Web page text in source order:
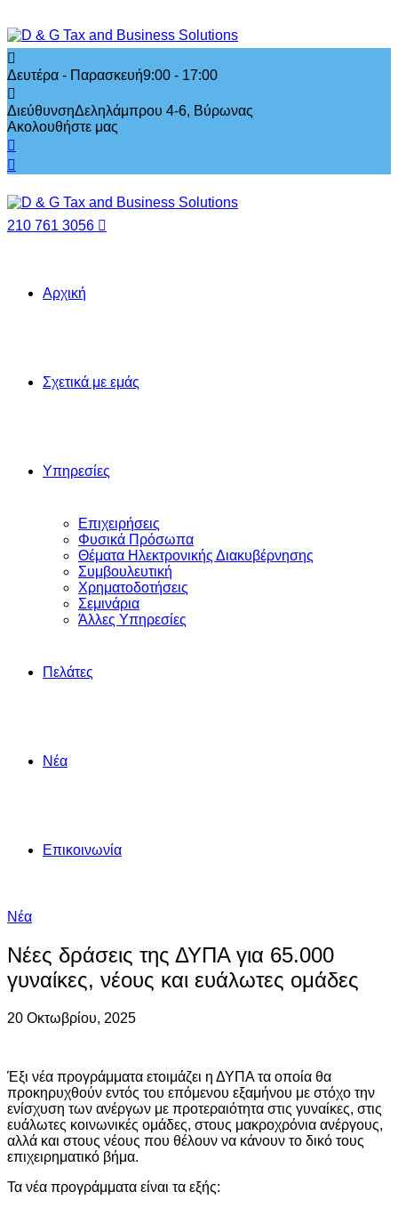
Δευτέρα - Παρασκευή9:00 - 17:00
ΔιεύθυνσηΔεληλάμπρου 4-6, Βύρωνας
Ακολουθήστε μας
210 761 3056
Αρχική
Σχετικά με εμάς
Υπηρεσίες
Επιχειρήσεις
Φυσικά Πρόσωπα
Θέματα Ηλεκτρονικής Διακυβέρνησης
Συμβουλευτική
Χρηματοδοτήσεις
Σεμινάρια
Άλλες Yπηρεσίες
Πελάτες
Νέα
Επικοινωνία
Νέα
Νέες δράσεις της ΔΥΠΑ για 65.000
γυναίκες, νέους και ευάλωτες ομάδες
20 Οκτωβρίου, 2025
Έξι νέα προγράμματα ετοιμάζει η ΔΥΠΑ τα οποία θα
προκηρυχθούν εντός του επόμενου εξαμήνου με στόχο την
ενίσχυση των ανέργων με προτεραιότητα στις γυναίκες, στις
ευάλωτες κοινωνικές ομάδες, στους μακροχρόνια ανέργους,
αλλά και στους νέους που θέλουν να κάνουν το δικό τους
επιχειρηματικό βήμα.
Τα νέα προγράμματα είναι τα εξής: